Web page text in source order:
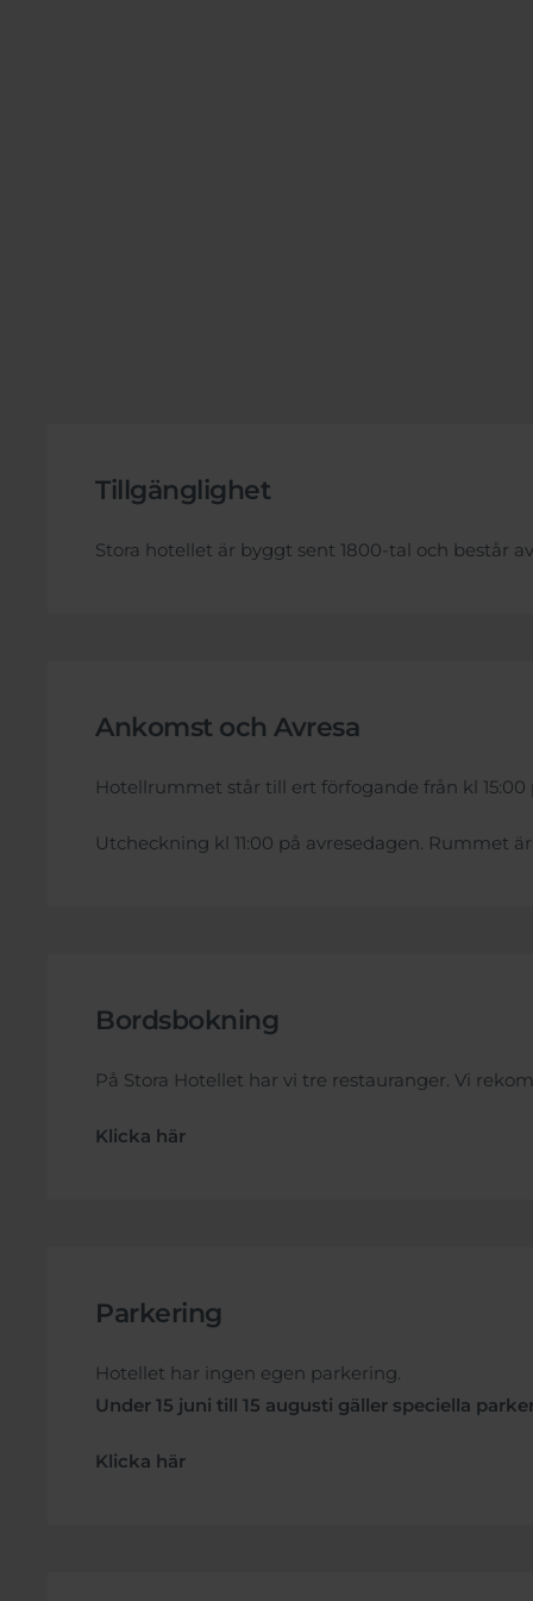
Tillgänglighet
Stora hotellet är byggt sent 1800-tal och består
Ankomst och Avresa
Hotellrummet står till ert förfogande från kl
Utcheckning kl 11:00 på avresedagen. Rummet
Bordsbokning
På Stora Hotellet har vi tre restauranger. Vi
Klicka här
Parkering
Hotellet har ingen egen parkering.
Under 15 juni till 15 augusti gäller speciella
Klicka här